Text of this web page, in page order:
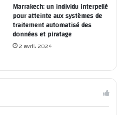
Marrakech: un individu interpellé
pour atteinte aux systèmes de
traitement automatisé des
données et piratage
2 avril، 2024